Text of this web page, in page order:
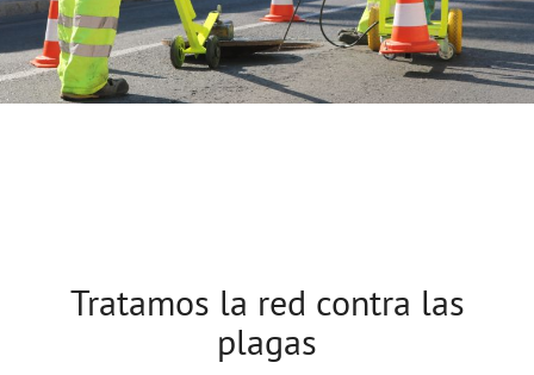
Tratamos la red contra las
plagas